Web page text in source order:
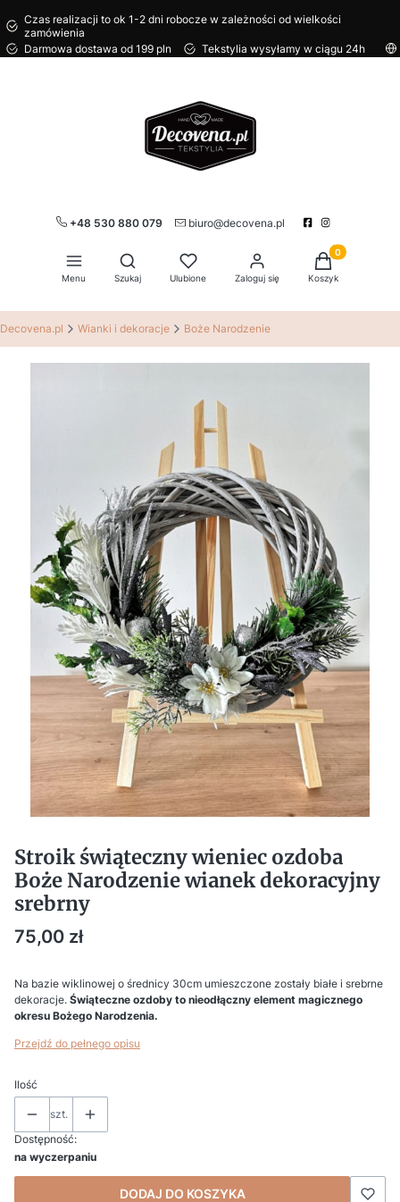
Czas realizacji to ok 1-2 dni robocze w zależności od wielkości
zamówienia
Darmowa dostawa od 199 pln
Tekstylia wysyłamy w ciągu 24h
+48 530 880 079 biuro@decovena.pl
Menu
Otwórz wyszukiwarkę
Szukaj Ulubione Zaloguj się
Produkty w
Koszyk
Decovena.pl Wianki i dekoracje Boże Narodzenie
Stroik świąteczny wieniec ozdoba
Boże Narodzenie wianek dekoracyjny
srebrny
Cena
75,00 zł
Na bazie wiklinowej o średnicy 30cm umieszczone zostały białe i srebrne
dekoracje. Świąteczne ozdoby to nieodłączny element magicznego
okresu Bożego Narodzenia.
Przejdź do pełnego opisu
Ilość
szt.
Dostępność:
na wyczerpaniu
DODAJ DO KOSZYKA